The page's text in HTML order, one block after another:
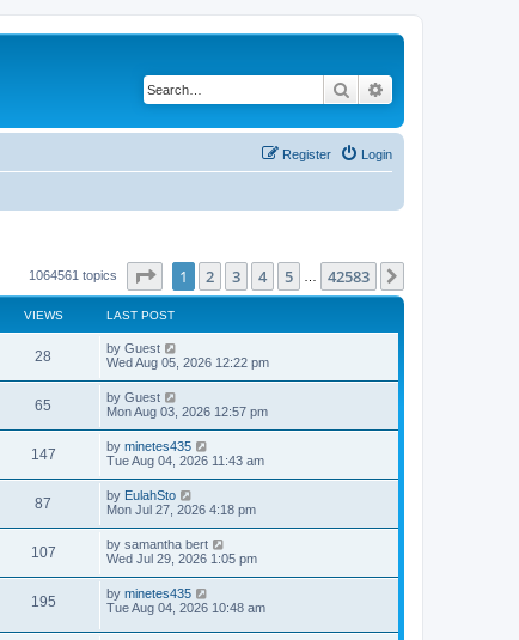
Search
Login
Register
1064561 topics Page of 42583
1 2 3 4 5 42583
VIEWS LAST POST
28 by Guest
Wed Aug 05, 2026 12:22 pm
65 by Guest
Mon Aug 03, 2026 12:57 pm
147 by minetes435
Tue Aug 04, 2026 11:43 am
87 by EulahSto
Mon Jul 27, 2026 4:18 pm
107 by samantha bert
Wed Jul 29, 2026 1:05 pm
195 by minetes435
Tue Aug 04, 2026 10:48 am